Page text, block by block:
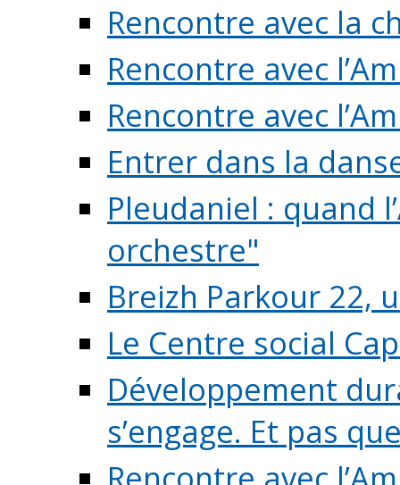
Rencontre avec la
Rencontre avec
Rencontre avec
Entrer dans la
Pleudaniel : quand
orchestre"
Breizh Parkour 22,
Le Centre social
Développement
s’engage. Et pas